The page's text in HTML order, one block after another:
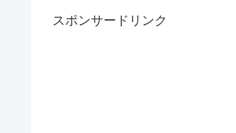
スポンサードリンク